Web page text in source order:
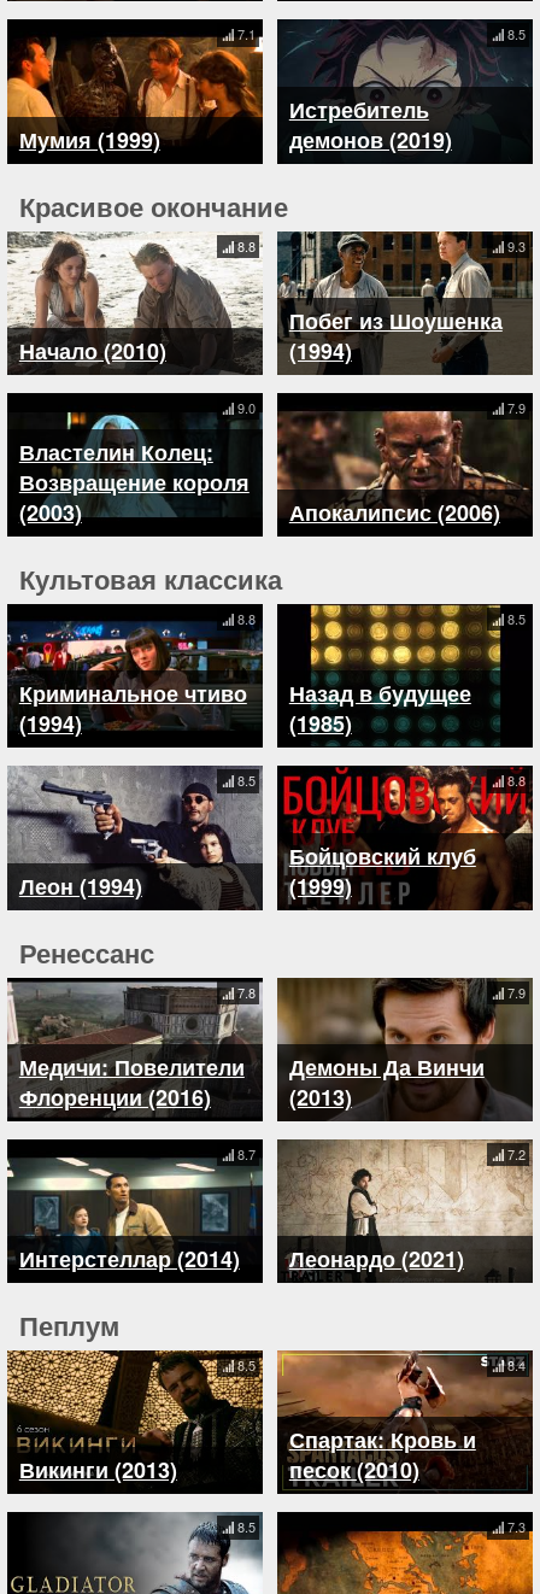
Мумия (1999)
7.1
Истребитель
демонов (2019)
8.5
Красивое окончание
Начало (2010)
8.8
Побег из Шоушенка
(1994)
9.3
Властелин Колец:
Возвращение короля
(2003)
9.0
Апокалипсис (2006)
7.9
Культовая классика
Криминальное чтиво
(1994)
8.8
Назад в будущее
(1985)
8.5
Леон (1994)
8.5
Бойцовский клуб
(1999)
8.8
Ренессанс
Медичи: Повелители
Флоренции (2016)
7.8
Демоны Да Винчи
(2013)
7.9
Интерстеллар (2014)
8.7
Леонардо (2021)
7.2
Пеплум
Викинги (2013)
8.5
Спартак: Кровь и
песок (2010)
8.4
8.5 7.3